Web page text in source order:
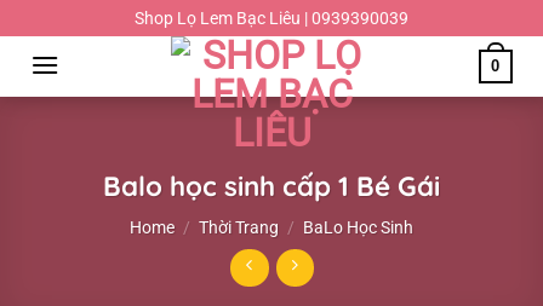
đến
dung
Shop Lọ Lem Bạc Liêu | 0939390039
0
Balo học sinh cấp 1 Bé Gái
Home / Thời Trang / BaLo Học Sinh